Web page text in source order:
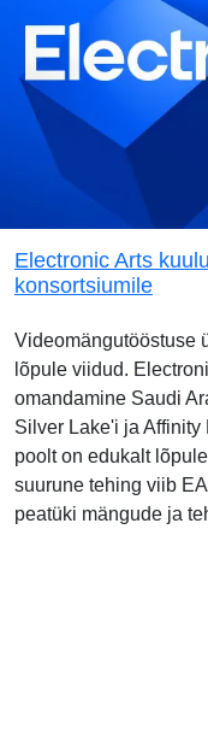
Electronic Arts
konsortsiumile
Videomängutööstuse
lõpule viidud.
omandamine Saudi
Silver Lake'i ja Affinity
poolt on edukalt
suurune tehing viib
peatüki mängude ja